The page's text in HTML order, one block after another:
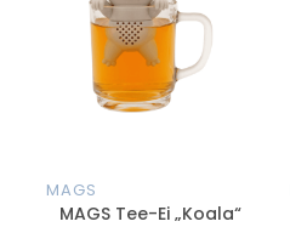
MAGS
MAGS Tee-Ei „Koala“